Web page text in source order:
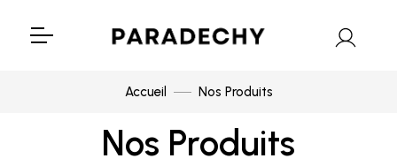
Accueil Nos Produits
Nos Produits